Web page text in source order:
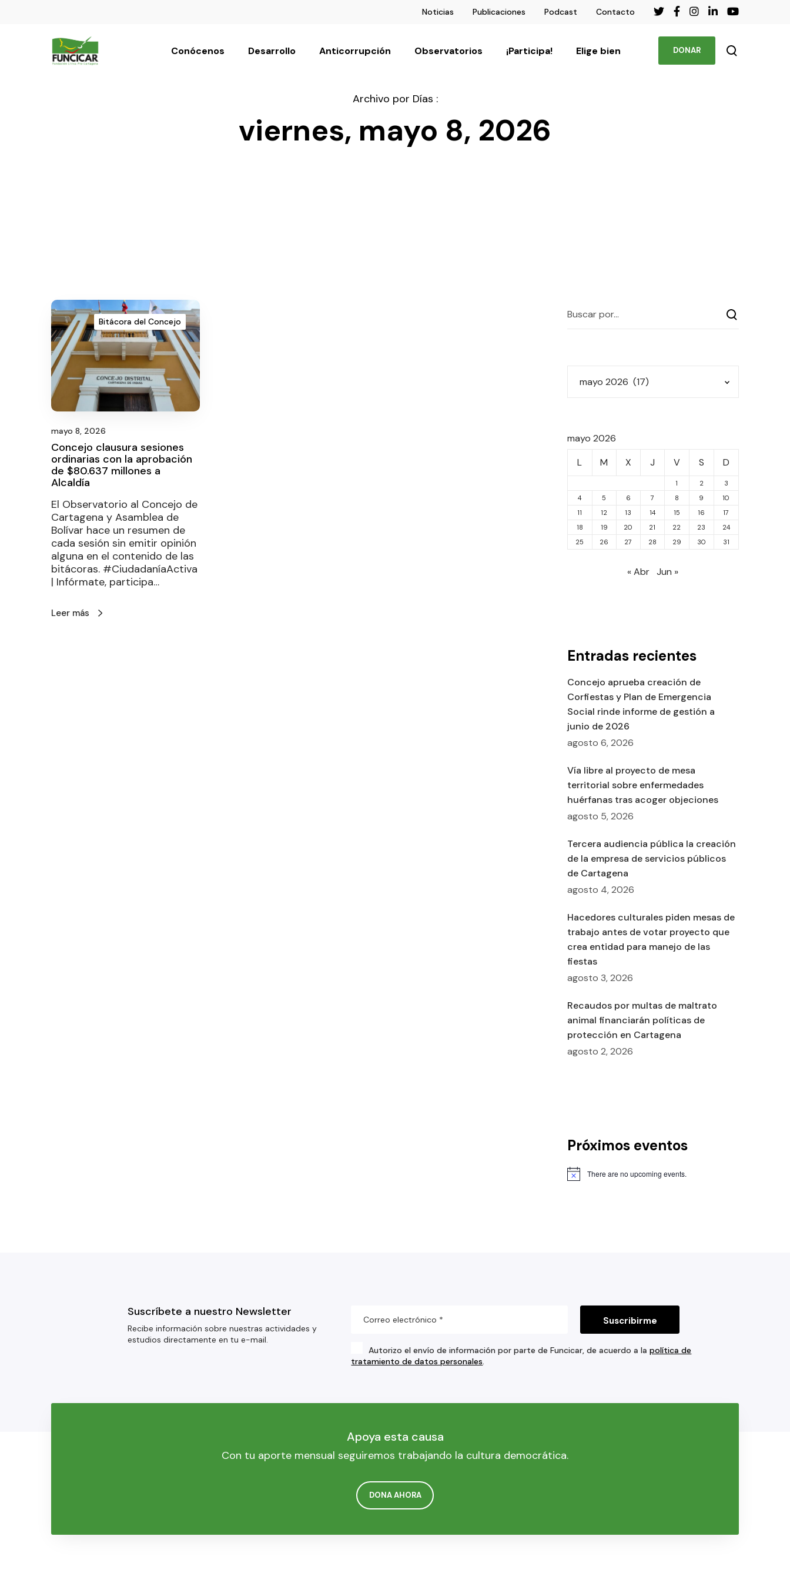
Noticias Publicaciones Podcast Contacto
Conócenos Desarrollo Anticorrupción Observatorios ¡Participa! Elige bien DONAR
Archivo por Días :
viernes, mayo 8, 2026
Bitácora del Concejo
mayo 8, 2026
Concejo clausura sesiones
ordinarias con la aprobación
de $80.637 millones a
Alcaldía
El Observatorio al Concejo de
Cartagena y Asamblea de
Bolívar hace un resumen de
cada sesión sin emitir opinión
alguna en el contenido de las
bitácoras. #CiudadaníaActiva
| Infórmate, participa…
Leer más
mayo 2026
L
M X J V S D
1 2
3
4
5 6 7 8 9
10
11
12 13 14 15 16
17
18
19 20 21 22 23
24
25
26 27 28 29 30 31
« Abr Jun »
Entradas recientes
Concejo aprueba creación de
Corfiestas y Plan de Emergencia
Social rinde informe de gestión a
junio de 2026
agosto 6, 2026
Vía libre al proyecto de mesa
territorial sobre enfermedades
huérfanas tras acoger objeciones
agosto 5, 2026
Tercera audiencia pública la creación
de la empresa de servicios públicos
de Cartagena
agosto 4, 2026
Hacedores culturales piden mesas de
trabajo antes de votar proyecto que
crea entidad para manejo de las
fiestas
agosto 3, 2026
Recaudos por multas de maltrato
animal financiarán políticas de
protección en Cartagena
agosto 2, 2026
Próximos eventos
There are no upcoming events.
Suscríbete a nuestro Newsletter
Recibe información sobre nuestras actividades y
estudios directamente en tu e-mail.
Autorizo el envío de información por parte de Funcicar, de acuerdo a lapolítica de
tratamiento de datos personales.
Apoya esta causa
Con tu aporte mensual seguiremos trabajando la cultura democrática.
DONA AHORA